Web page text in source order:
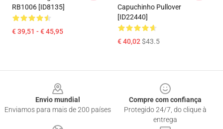
RB1006 [ID8135]
€ 39,51 - € 45,95
Capuchinho Pullover
[ID22440]
€ 40,02$43.5
Envio mundial
Enviamos para mais de 200 países
Compre com confiança
Protegido 24/7, do clique à
entrega